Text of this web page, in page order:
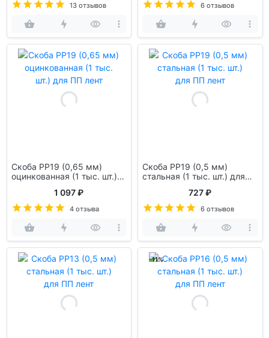
13 отзывов 6 отзывов
Скоба PP19 (0,65 мм)
оцинкованная (1 тыс. шт.)
1 097 ₽
4 отзыва
Скоба PP19 (0,5 мм)
стальная (1 тыс. шт.) для
727 ₽
6 отзывов
-11%